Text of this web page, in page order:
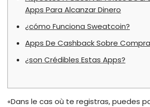
Apps Para Alcanzar Dinero
¿cómo Funciona Sweatcoin?
Apps De Cashback Sobre
¿son Crédibles Estas Apps?
«Dans le cas où te registras, puedes